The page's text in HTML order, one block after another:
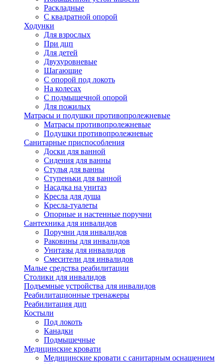
Раскладные
С квадратной опорой
Ходунки
Для взрослых
При дцп
Для детей
Двухуровневые
Шагающие
С опорой под локоть
На колесах
С подмышечной опорой
Для пожилых
Матрасы и подушки противопролежневые
Матрасы противопролежневые
Подушки противопролежневые
Санитарные приспособления
Доски для ванной
Сидения для ванны
Стулья для ванны
Ступеньки для ванной
Насадка на унитаз
Кресла для душа
Кресла-туалеты
Опорные и настенные поручни
Сантехника для инвалидов
Поручни для инвалидов
Раковины для инвалидов
Унитазы для инвалидов
Смесители для инвалидов
Малые средства реабилитации
Столики для инвалидов
Подъемные устройства для инвалидов
Реабилитационные тренажеры
Реабилитация дцп
Костыли
Под локоть
Канадки
Подмышечные
Медицинские кровати
Медицинские кровати с санитарным оснащением